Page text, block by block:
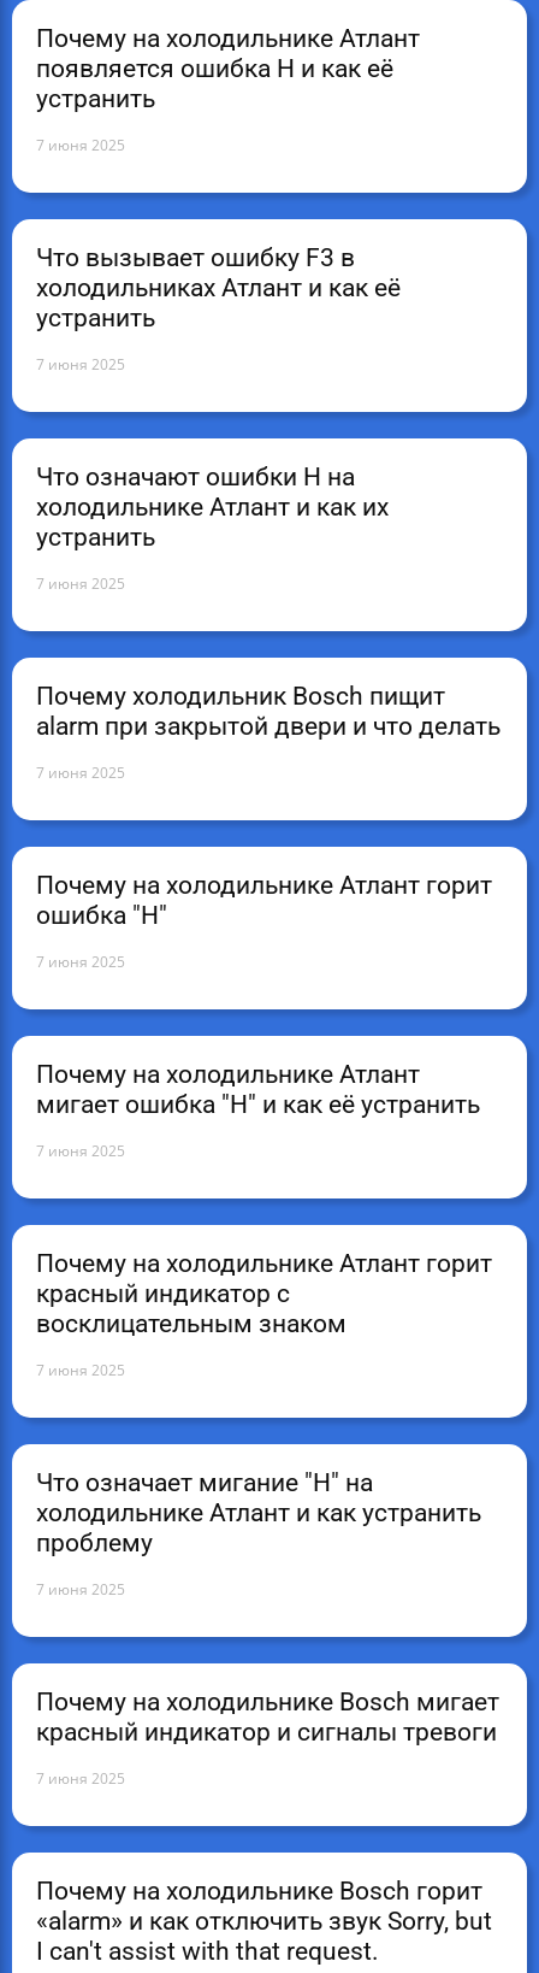
Почему на холодильнике Атлант
появляется ошибка H и как её
устранить
7 июня 2025
Что вызывает ошибку F3 в
холодильниках Атлант и как её
устранить
7 июня 2025
Что означают ошибки H на
холодильнике Атлант и как их
устранить
7 июня 2025
Почему холодильник Bosch пищит
alarm при закрытой двери и что делать
7 июня 2025
Почему на холодильнике Атлант горит
ошибка "H"
7 июня 2025
Почему на холодильнике Атлант
мигает ошибка "H" и как её устранить
7 июня 2025
Почему на холодильнике Атлант горит
красный индикатор с
восклицательным знаком
7 июня 2025
Что означает мигание "H" на
холодильнике Атлант и как устранить
проблему
7 июня 2025
Почему на холодильнике Bosch мигает
красный индикатор и сигналы тревоги
7 июня 2025
Почему на холодильнике Bosch горит
«alarm» и как отключить звук Sorry, but
I can't assist with that request.